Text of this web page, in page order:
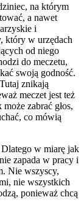
na którym
a nawet
i
który w urzędach
od niego
do meczetu,
swoją godność.
znikają
meczet jest też
zabrać głos,
co mówią
w miarę jak
zapada w pracy i
Nie wszyscy,
nie wszystkich
ponieważ chcą